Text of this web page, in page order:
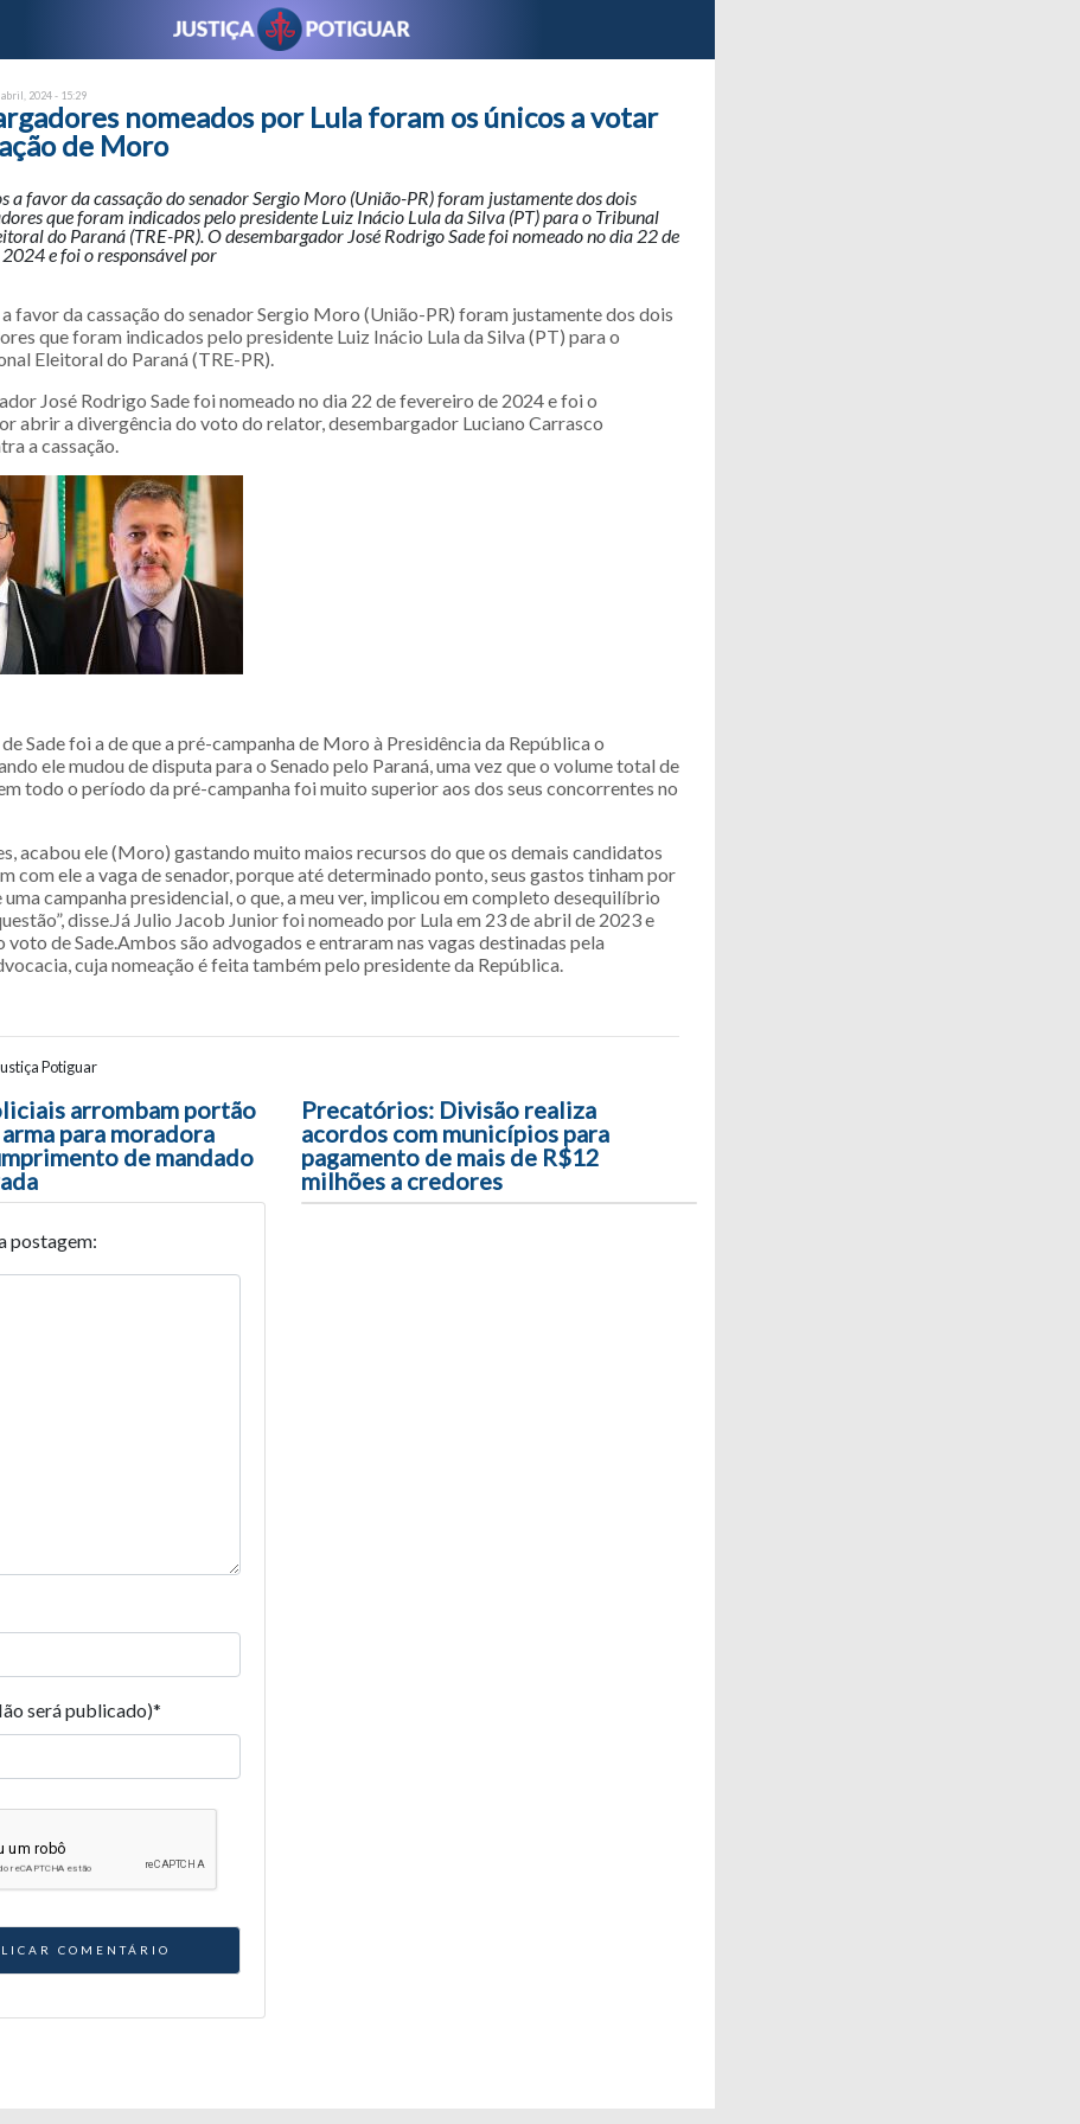
2024 - 15:29
nomeados por Lula foram os únicos a votar
de Moro
a favor da cassação do senador Sergio Moro (União-PR) foram justamente dos dois
que foram indicados pelo presidente Luiz Inácio Lula da Silva (PT) para o Tribunal
do Paraná (TRE-PR). O desembargador José Rodrigo Sade foi nomeado no dia 22 de
e foi o responsável por
favor da cassação do senador Sergio Moro (União-PR) foram justamente dos dois
que foram indicados pelo presidente Luiz Inácio Lula da Silva (PT) para o
Eleitoral do Paraná (TRE-PR).
José Rodrigo Sade foi nomeado no dia 22 de fevereiro de 2024 e foi o
abrir a divergência do voto do relator, desembargador Luciano Carrasco
a cassação.
Sade foi a de que a pré-campanha de Moro à Presidência da República o
ele mudou de disputa para o Senado pelo Paraná, uma vez que o volume total de
todo o período da pré-campanha foi muito superior aos dos seus concorrentes no
acabou ele (Moro) gastando muito maios recursos do que os demais candidatos
com ele a vaga de senador, porque até determinado ponto, seus gastos tinham por
uma campanha presidencial, o que, a meu ver, implicou em completo desequilíbrio
disse.Já Julio Jacob Junior foi nomeado por Lula em 23 de abril de 2023 e
voto de Sade.Ambos são advogados e entraram nas vagas destinadas pela
cuja nomeação é feita também pelo presidente da República.
Potiguar
entre posts
arrombam portão
para moradora
de mandado
Precatórios: Divisão realiza
acordos com municípios para
pagamento de mais de R$12
milhões a credores
postagem:
será publicado)*